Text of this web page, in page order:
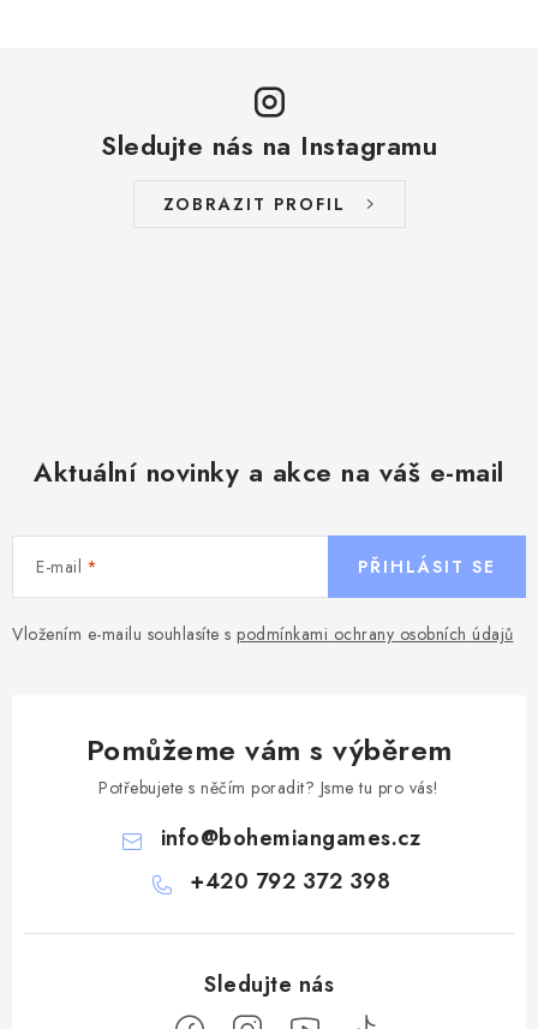
Sledujte nás na Instagramu
ZOBRAZIT PROFIL
Aktuální novinky a akce na váš e-mail
E-mail
Vložením e-mailu souhlasíte s podmínkami ochrany osobních údajů
PŘIHLÁSIT SE
Pomůžeme vám s výběrem
Potřebujete s něčím poradit? Jsme tu pro vás!
info@bohemiangames.cz
+420 792 372 398